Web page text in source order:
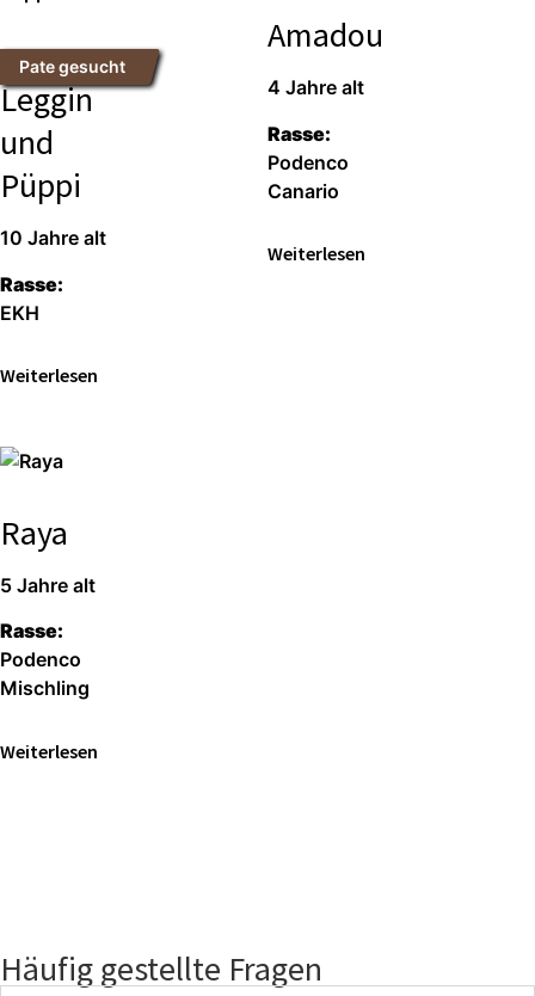
Pate gesucht
Leggin
und
Püppi
10 Jahre alt
Rasse:
EKH
Weiterlesen
Amadou
4 Jahre alt
Rasse:
Podenco
Canario
Weiterlesen
Raya
5 Jahre alt
Rasse:
Podenco
Mischling
Weiterlesen
Häufig gestellte Fragen